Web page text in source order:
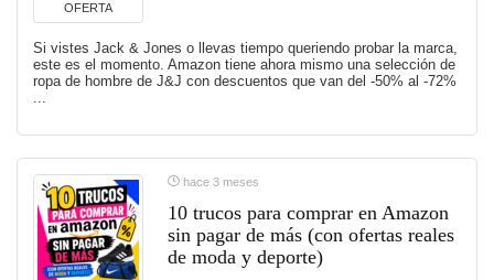
OFERTA
Si vistes Jack & Jones o llevas tiempo queriendo probar la marca,
este es el momento. Amazon tiene ahora mismo una selección de
ropa de hombre de J&J con descuentos que van del -50% al -72%
...
hace 3 meses
10 trucos para comprar en Amazon
sin pagar de más (con ofertas reales
de moda y deporte)